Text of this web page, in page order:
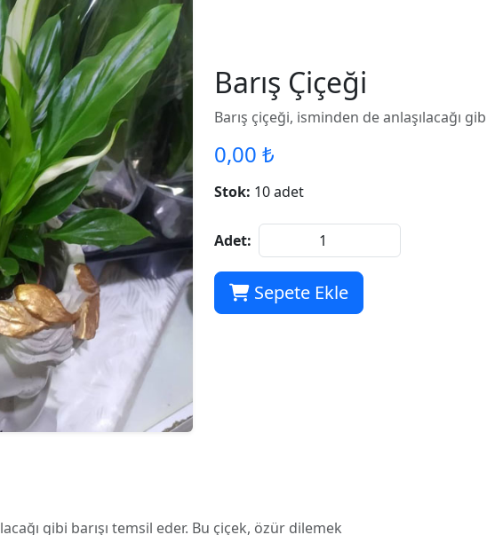
Barış Çiçeği
Barış çiçeği, isminden de anlaşılacağı
0,00 ₺
Stok: 10 adet
Adet:
Sepete Ekle
gibi barışı temsil eder. Bu çiçek, özür dilemek